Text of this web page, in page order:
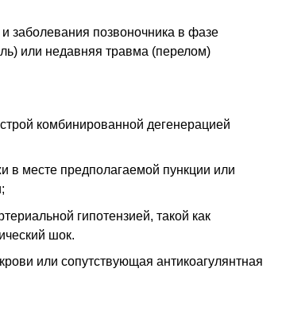
заболевания позвоночника в фазе
или недавняя травма (перелом)
комбинированной дегенерацией
в месте предполагаемой пункции или
гипотензией, такой как
шок.
или сопутствующая антикоагулянтная